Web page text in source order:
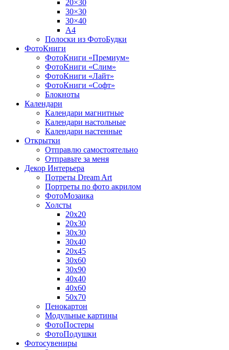
20×30
30×30
30×40
A4
Полоски из ФотоБудки
ФотоКниги
ФотоКниги «Премиум»
ФотоКниги «Слим»
ФотоКниги «Лайт»
ФотоКниги «Софт»
Блокноты
Календари
Календари магнитные
Календари настольные
Календари настенные
Открытки
Отправлю самостоятельно
Отправьте за меня
Декор Интерьера
Потреты Dream Art
Портреты по фото акрилом
ФотоМозаика
Холсты
20х20
20х30
30х30
30х40
20х45
30х60
30х90
40х40
40х60
50х70
Пенокартон
Модульные картины
ФотоПостеры
ФотоПодушки
Фотоcувениры